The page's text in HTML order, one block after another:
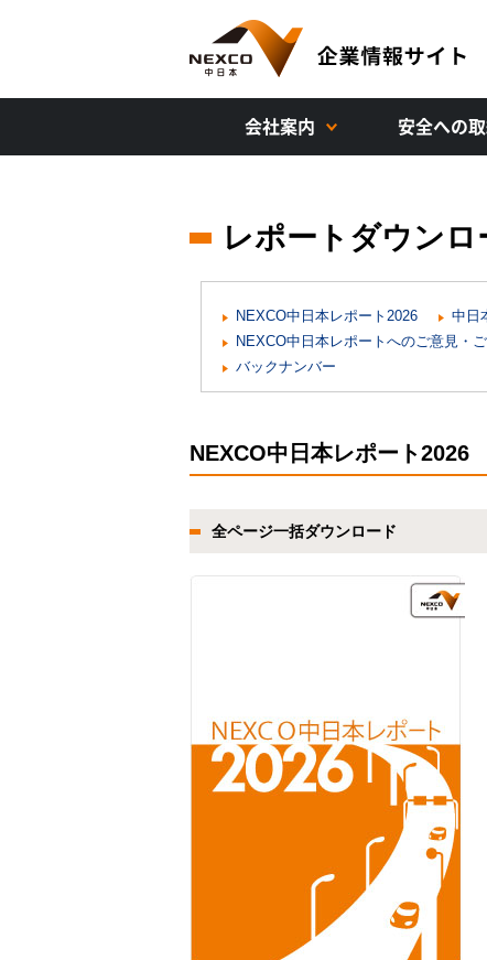
会社案内 安全への
レポートダウンロ
NEXCO中日本レポート2026
中日
NEXCO中日本レポートへのご意見・
バックナンバー
NEXCO中日本レポート2026
全ページ一括ダウンロード